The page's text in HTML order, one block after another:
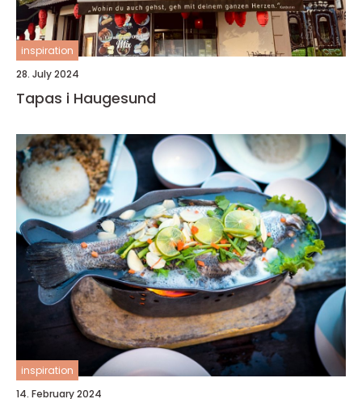
inspiration
28. July 2024
Tapas i Haugesund
inspiration
14. February 2024